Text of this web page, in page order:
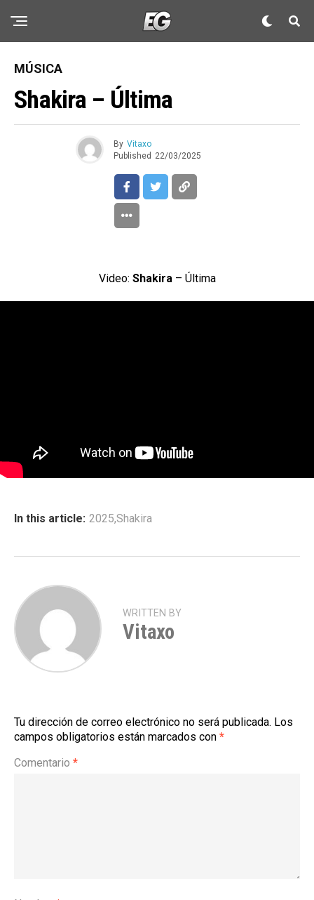
MÚSICA
Shakira – Última
By Vitaxo
Published 22/03/2025
Video: Shakira – Última
In this article: 2025,Shakira
WRITTEN BY
Vitaxo
Tu dirección de correo electrónico no será publicada. Los
campos obligatorios están marcados con *
Comentario *